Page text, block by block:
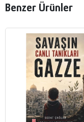
Benzer Ürünler